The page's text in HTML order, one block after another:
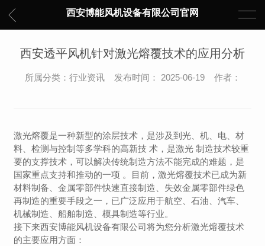
西安博能风机设备有限公司官网
​西安透平风机针对激光熔覆技术的应用分析
所属分类：行业资讯 发布时间： 2025-06-19 作者：
激光熔覆是一种新型的涂层技术，是涉及到光、机、电、材
料、检测与控制等多学科的高新技 术，是激光 制造技术较重
要的支撑技术，可以解决传统制造方法不能完成的难题，是
国家重点支持和推动的一项 。目前，激光熔覆技术已成为新
材料制备、金属零部件快速直接制造、失效金属零部件绿色
再制造的重要手段之一，已广泛应用于航空、石油、汽车、
机械制造、船舶制造、模具制造等行业。
接下来西安博能风机设备有限公司将为您分析激光熔覆技术
的主要应用方面：